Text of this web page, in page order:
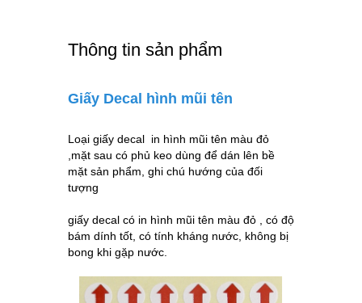
Thông tin sản phẩm
Giấy Decal hình mũi tên
Loại giấy decal in hình mũi tên màu đỏ
,mặt sau có phủ keo dùng để dán lên bề
mặt sản phẩm, ghi chú hướng của đối
tượng
giấy decal có in hình mũi tên màu đỏ , có độ
bám dính tốt, có tính kháng nước, không bị
bong khi gặp nước.